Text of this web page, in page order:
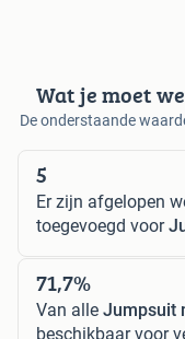
Wat je moet
De onderstaande
5
Er zijn afgelopen
toegevoegd voor
71,7%
Van alle Jumpsuit
beschikbaar voor